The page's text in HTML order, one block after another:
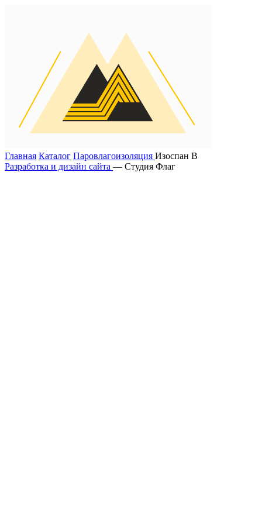
Главная Каталог Паровлагоизоляция Изоспан B
Разработка и дизайн сайта — Студия Флаг